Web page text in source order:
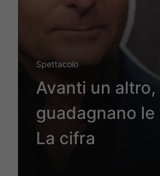
Spettacolo
Avanti un
guadagnano le
La cifra